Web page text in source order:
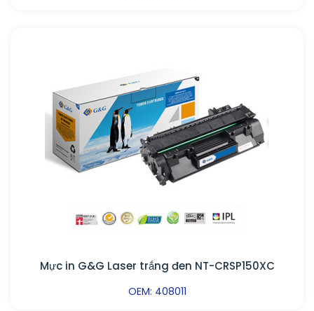
Mực in G&G Laser trắng đen NT-CRSP150XC
OEM: 408011